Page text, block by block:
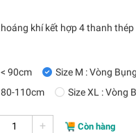
khí kết hợp 4 thanh thép
90cm
Size M : Vòng
80-110cm
Size XL : Vòng
+ Còn hàng